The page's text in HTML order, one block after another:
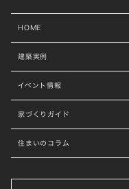
HOME
建築実例
イベント情報
家づくりガイド
住まいのコラム